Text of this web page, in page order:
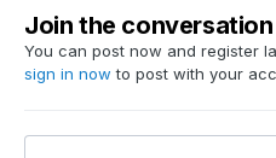
Join the conversation
You can post now and register
sign in now to post with your